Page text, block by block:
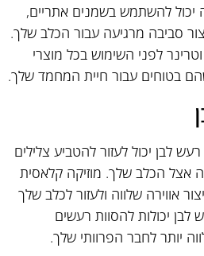
יכול להשתמש בשמנים אתריים,
סביבה מרגיעה עבור הכלב שלך.
לפני השימוש בכל מוצרי
בטוחים עבור חיית המחמד שלך.
לבן יכול לעזור להטביע צלילים
אצל הכלב שלך. מוזיקה קלאסית
אווירה שלווה ולעזור לכלב שלך
לבן יכולות להסוות רעשים
יותר לחבר הפרוותי שלך.